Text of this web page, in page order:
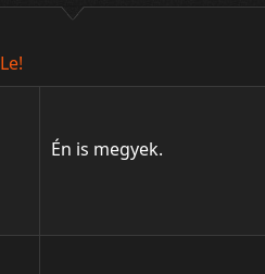
Le!
Én is megyek.